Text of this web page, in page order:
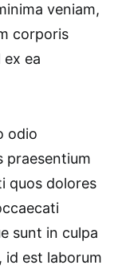
veniam,
corporis
ea
odio
praesentium
quos dolores
sunt in culpa
id est laborum